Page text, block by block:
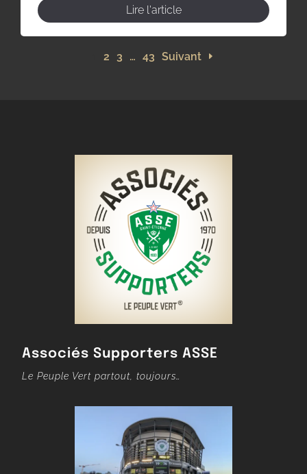
Lire l'article
2 3 … 43 Suivant
Associés Supporters ASSE
Le Peuple Vert partout, toujours…